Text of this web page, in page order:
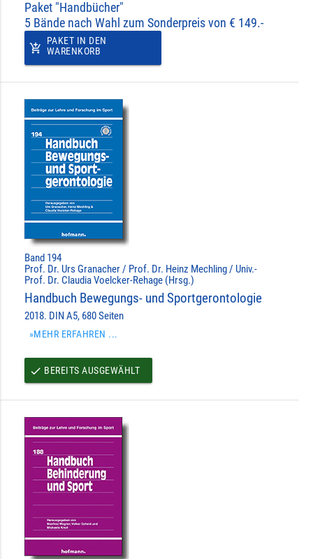
Paket "Handbücher"
5 Bände nach Wahl zum Sonderpreis von € 149.-
add_shopping_cart
PAKET IN DEN
WARENKORB
Band 194
Prof. Dr. Urs Granacher / Prof. Dr. Heinz Mechling / Univ.-
Prof. Dr. Claudia Voelcker-Rehage (Hrsg.)
Handbuch Bewegungs- und Sportgerontologie
2018. DIN A5, 680 Seiten
»MEHR ERFAHREN ...
done BEREITS AUSGEWÄHLT